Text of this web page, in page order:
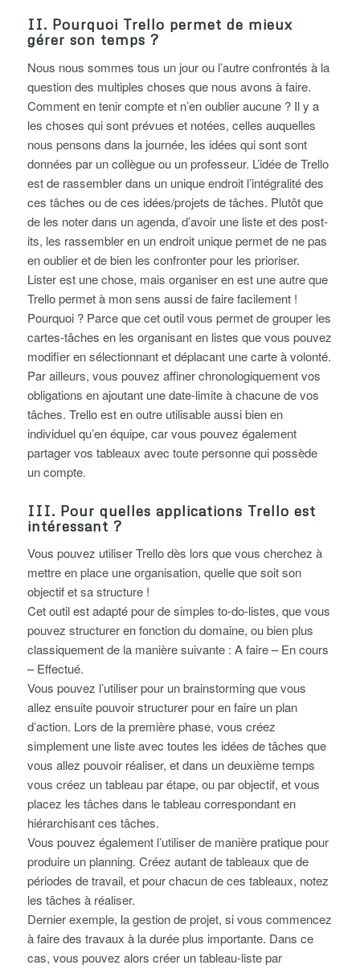
II. Pourquoi Trello permet de mieux
gérer son temps ?
Nous nous sommes tous un jour ou l’autre confrontés à la
question des multiples choses que nous avons à faire.
Comment en tenir compte et n’en oublier aucune ? Il y a
les choses qui sont prévues et notées, celles auquelles
nous pensons dans la journée, les idées qui sont sont
données par un collègue ou un professeur. L’idée de Trello
est de rassembler dans un unique endroit l’intégralité des
ces tâches ou de ces idées/projets de tâches. Plutôt que
de les noter dans un agenda, d’avoir une liste et des post-
its, les rassembler en un endroit unique permet de ne pas
en oublier et de bien les confronter pour les prioriser.
Lister est une chose, mais organiser en est une autre que
Trello permet à mon sens aussi de faire facilement !
Pourquoi ? Parce que cet outil vous permet de grouper les
cartes-tâches en les organisant en listes que vous pouvez
modifier en sélectionnant et déplacant une carte à volonté.
Par ailleurs, vous pouvez affiner chronologiquement vos
obligations en ajoutant une date-limite à chacune de vos
tâches. Trello est en outre utilisable aussi bien en
individuel qu’en équipe, car vous pouvez également
partager vos tableaux avec toute personne qui possède
un compte.
III. Pour quelles applications Trello est
intéressant ?
Vous pouvez utiliser Trello dès lors que vous cherchez à
mettre en place une organisation, quelle que soit son
objectif et sa structure !
Cet outil est adapté pour de simples to-do-listes, que vous
pouvez structurer en fonction du domaine, ou bien plus
classiquement de la manière suivante : A faire – En cours
– Effectué.
Vous pouvez l’utiliser pour un brainstorming que vous
allez ensuite pouvoir structurer pour en faire un plan
d’action. Lors de la première phase, vous créez
simplement une liste avec toutes les idées de tâches que
vous allez pouvoir réaliser, et dans un deuxième temps
vous créez un tableau par étape, ou par objectif, et vous
placez les tâches dans le tableau correspondant en
hiérarchisant ces tâches.
Vous pouvez également l’utiliser de manière pratique pour
produire un planning. Créez autant de tableaux que de
périodes de travail, et pour chacun de ces tableaux, notez
les tâches à réaliser.
Dernier exemple, la gestion de projet, si vous commencez
à faire des travaux à la durée plus importante. Dans ce
cas, vous pouvez alors créer un tableau-liste par